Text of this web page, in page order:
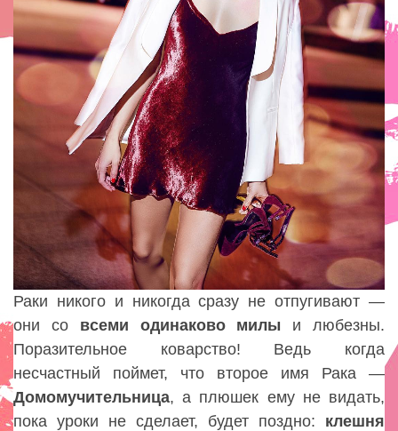
Раки никого и никогда сразу не отпугивают —
они со всеми одинаково милы и любезны.
Поразительное коварство! Ведь когда
несчастный поймет, что второе имя Рака —
Домомучительница, а плюшек ему не видать,
пока уроки не сделает, будет поздно: клешня